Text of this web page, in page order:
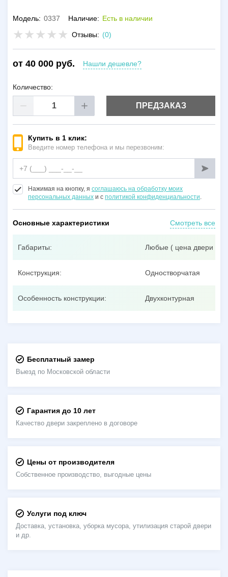
Модель: 0337 Наличие: Есть в наличии
Отзывы: (0)
от 40 000 руб. Нашли дешевле?
Количество:
ПРЕДЗАКАЗ
Купить в 1 клик:
Введите номер телефона и мы перезвоним:
Нажимая на кнопку, я соглашаюсь на обработку моих
персональных данных и с политикой конфиденциальности.
Основные характеристики Смотреть все
Габариты: Любые ( цена двери
Конструкция: Одностворчатая
Особенность конструкции: Двухконтурная
Бесплатный замер
Выезд по Московской области
Гарантия до 10 лет
Качество двери закреплено в договоре
Цены от производителя
Собственное производство, выгодные цены
Услуги под ключ
Доставка, установка, уборка мусора, утилизация старой двери
и др.